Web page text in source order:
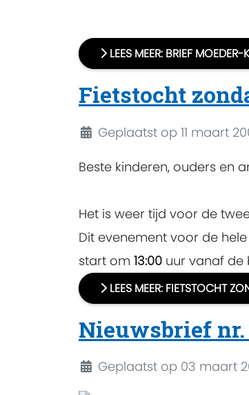
LEES MEER: BRIEF
Fietstocht
DetailsGeplaatst op 11 maart
Beste kinderen, ouders en
Het is weer tijd voor de
Dit evenement voor de
start om 13:00 uur vanaf de
LEES MEER: FIETSTOCHT
Nieuwsbrief nr.
DetailsGeplaatst op 03 maart